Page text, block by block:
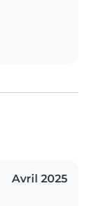
Avril 2025